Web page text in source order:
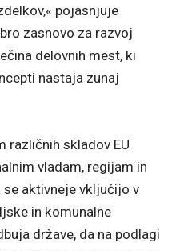
pojasnjuje
zasnovo za razvoj
delovnih mest, ki
nastaja zunaj
različnih skladov EU
vladam, regijam in
aktivneje vključijo v
in komunalne
države, da na podlagi